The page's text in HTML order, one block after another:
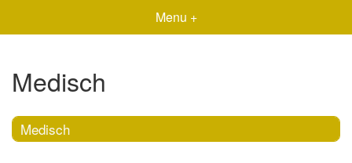
Menu +
Medisch
Medisch